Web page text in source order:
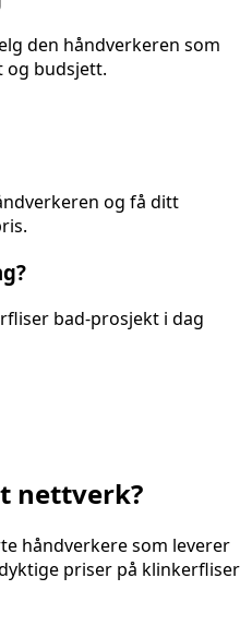
den håndverkeren som
og budsjett.
og få ditt
bad-prosjekt i dag
nettverk?
håndverkere som leverer
priser på klinkerfliser